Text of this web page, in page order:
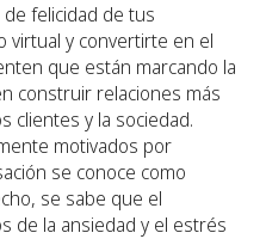
felicidad de tus
virtual y convertirte en el
que están marcando la
construir relaciones más
clientes y la sociedad.
motivados por
se conoce como
se sabe que el
de la ansiedad y el estrés